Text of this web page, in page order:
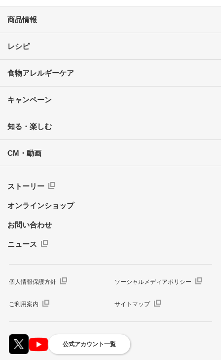
商品情報
レシピ
食物アレルギーケア
キャンペーン
知る・楽しむ
CM・動画
ストーリー
オンラインショップ
お問い合わせ
ニュース
個人情報保護方針 ソーシャルメディアポリシー
ご利用案内 サイトマップ
公式アカウント一覧